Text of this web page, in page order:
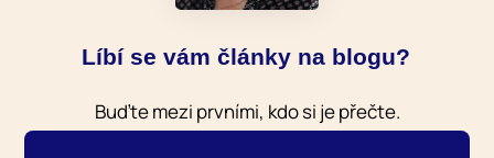
Líbí se vám články na blogu?
Buďte mezi prvními, kdo si je přečte.